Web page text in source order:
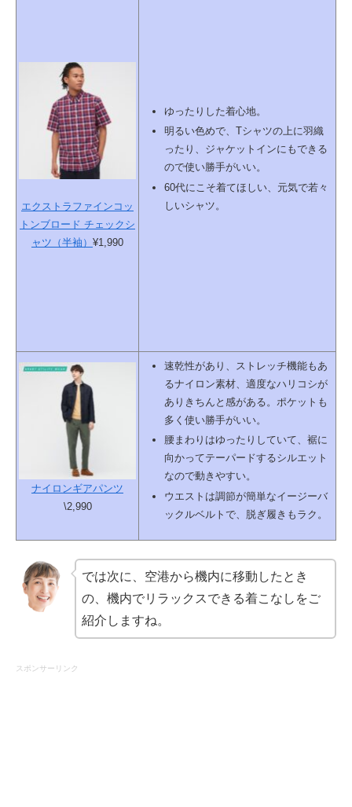
エクストラファインコッ
トンブロード チェックシ
ャツ（半袖） ¥1,990
ゆったりした着心地。
明るい色めで、Tシャツの上に羽織
ったり、ジャケットインにもできる
ので使い勝手がいい。
60代にこそ着てほしい、元気で若々
しいシャツ。
ナイロンギアパンツ
\2,990
速乾性があり、ストレッチ機能もあ
るナイロン素材、適度なハリコシが
ありきちんと感がある。ポケットも
多く使い勝手がいい。
腰まわりはゆったりしていて、裾に
向かってテーパードするシルエット
なので動きやすい。
ウエストは調節が簡単なイージーバ
ックルベルトで、脱ぎ履きもラク。
では次に、空港から機内に移動したとき
の、機内でリラックスできる着こなしをご
紹介しますね。
スポンサーリンク